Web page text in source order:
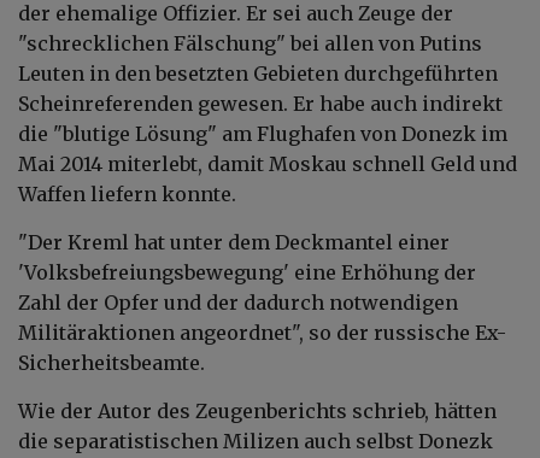
der ehemalige Offizier. Er sei auch Zeuge der
"schrecklichen Fälschung" bei allen von Putins
Leuten in den besetzten Gebieten durchgeführten
Scheinreferenden gewesen. Er habe auch indirekt
die "blutige Lösung" am Flughafen von Donezk im
Mai 2014 miterlebt, damit Moskau schnell Geld und
Waffen liefern konnte.
"Der Kreml hat unter dem Deckmantel einer
'Volksbefreiungsbewegung' eine Erhöhung der
Zahl der Opfer und der dadurch notwendigen
Militäraktionen angeordnet", so der russische Ex-
Sicherheitsbeamte.
Wie der Autor des Zeugenberichts schrieb, hätten
die separatistischen Milizen auch selbst Donezk